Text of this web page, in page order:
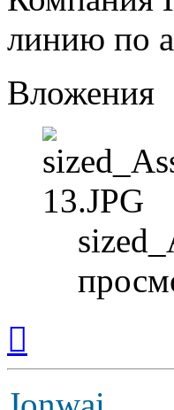
линию по
Вложения
началу